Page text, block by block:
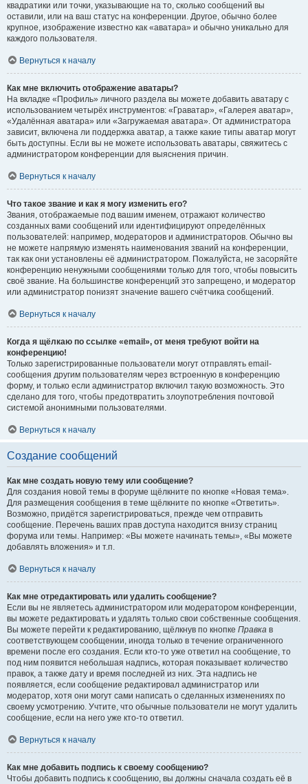
квадратики или точки, указывающие на то, сколько сообщений вы
оставили, или на ваш статус на конференции. Другое, обычно более
крупное, изображение известно как «аватара» и обычно уникально для
каждого пользователя.
Вернуться к началу
Как мне включить отображение аватары?
На вкладке «Профиль» личного раздела вы можете добавить аватару с
использованием четырёх инструментов: «Граватар», «Галерея аватар»,
«Удалённая аватара» или «Загружаемая аватара». От администратора
зависит, включена ли поддержка аватар, а также какие типы аватар могут
быть доступны. Если вы не можете использовать аватары, свяжитесь с
администратором конференции для выяснения причин.
Вернуться к началу
Что такое звание и как я могу изменить его?
Звания, отображаемые под вашим именем, отражают количество
созданных вами сообщений или идентифицируют определённых
пользователей: например, модераторов и администраторов. Обычно вы
не можете напрямую изменять наименования званий на конференции,
так как они установлены её администратором. Пожалуйста, не засоряйте
конференцию ненужными сообщениями только для того, чтобы повысить
своё звание. На большинстве конференций это запрещено, и модератор
или администратор понизят значение вашего счётчика сообщений.
Вернуться к началу
Когда я щёлкаю по ссылке «email», от меня требуют войти на
конференцию!
Только зарегистрированные пользователи могут отправлять email-
сообщения другим пользователям через встроенную в конференцию
форму, и только если администратор включил такую возможность. Это
сделано для того, чтобы предотвратить злоупотребления почтовой
системой анонимными пользователями.
Вернуться к началу
Создание сообщений
Как мне создать новую тему или сообщение?
Для создания новой темы в форуме щёлкните по кнопке «Новая тема».
Для размещения сообщения в теме щёлкните по кнопке «Ответить».
Возможно, придётся зарегистрироваться, прежде чем отправить
сообщение. Перечень ваших прав доступа находится внизу страниц
форума или темы. Например: «Вы можете начинать темы», «Вы можете
добавлять вложения» и т.п.
Вернуться к началу
Как мне отредактировать или удалить сообщение?
Если вы не являетесь администратором или модератором конференции,
вы можете редактировать и удалять только свои собственные сообщения.
Вы можете перейти к редактированию, щёлкнув по кнопке Правка в
соответствующем сообщении, иногда только в течение ограниченного
времени после его создания. Если кто-то уже ответил на сообщение, то
под ним появится небольшая надпись, которая показывает количество
правок, а также дату и время последней из них. Эта надпись не
появляется, если сообщение редактировал администратор или
модератор, хотя они могут сами написать о сделанных изменениях по
своему усмотрению. Учтите, что обычные пользователи не могут удалить
сообщение, если на него уже кто-то ответил.
Вернуться к началу
Как мне добавить подпись к своему сообщению?
Чтобы добавить подпись к сообщению, вы должны сначала создать её в